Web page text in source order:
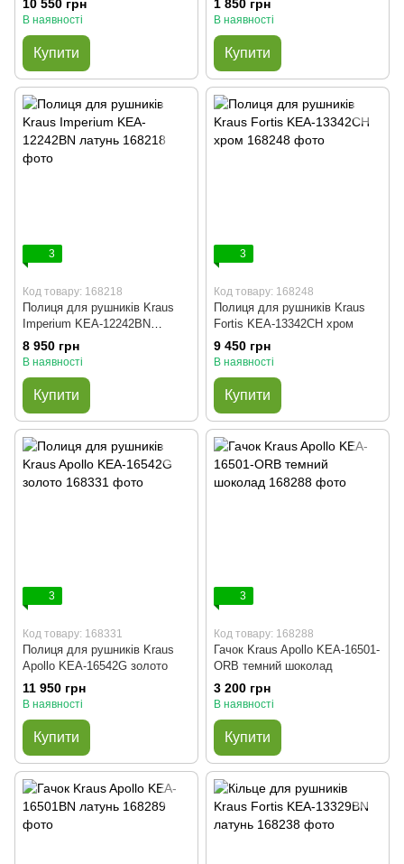
10 550 грн
В наявності
Купити
1 850 грн
В наявності
Купити
3
Код товару: 168218
Полиця для рушників Kraus
Imperium KEA-12242BN
латунь
8 950 грн
В наявності
Купити
3
Код товару: 168248
Полиця для рушників Kraus
Fortis KEA-13342CH хром
9 450 грн
В наявності
Купити
3
Код товару: 168331
Полиця для рушників Kraus
Apollo KEA-16542G золото
11 950 грн
В наявності
Купити
3
Код товару: 168288
Гачок Kraus Apollo KEA-16501-
ORB темний шоколад
3 200 грн
В наявності
Купити